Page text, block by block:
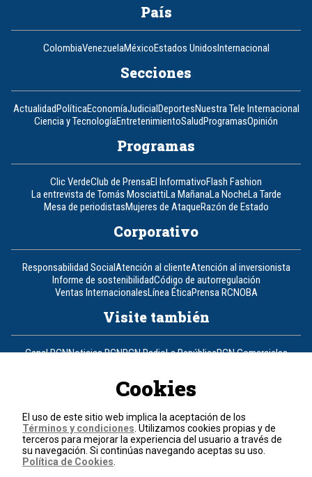
País
ColombiaVenezuelaMéxicoEstados UnidosInternacional
Secciones
ActualidadPolíticaEconomíaJudicialDeportesNuestra Tele Internacional
Ciencia y TecnologíaEntretenimientoSaludProgramasOpinión
Programas
Clic VerdeClub de PrensaEl InformativoFlash Fashion
La entrevista de Tomás MosciattiLa MañanaLa NocheLa Tarde
Mesa de periodistasMujeres de AtaqueRazón de Estado
Corporativo
Responsabilidad SocialAtención al clienteAtención al inversionista
Informe de sostenibilidadCódigo de autorregulación
Ventas InternacionalesLínea ÉticaPrensa RCNOBA
Visite también
Canal RCNNoticias RCNRCN RadioLa RepúblicaRCN Comerciales
Un producto de RCN Televisión
Contáctenos
Teléfono+57 (601) 426 92 92
Cookies
El uso de este sitio web implica la aceptación de los
Términos y condiciones . Utilizamos cookies propias y de
terceros para mejorar la experiencia del usuario a través de
su navegación. Si continúas navegando aceptas su uso.
Política de Cookies